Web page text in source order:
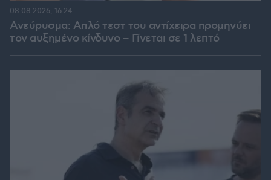
Ανεύρυσμα: Απλό τεστ του αντίχειρα προμηνύει
τον αυξημένο κίνδυνο – Γίνεται σε 1 λεπτό
08.08.2026, 16:24